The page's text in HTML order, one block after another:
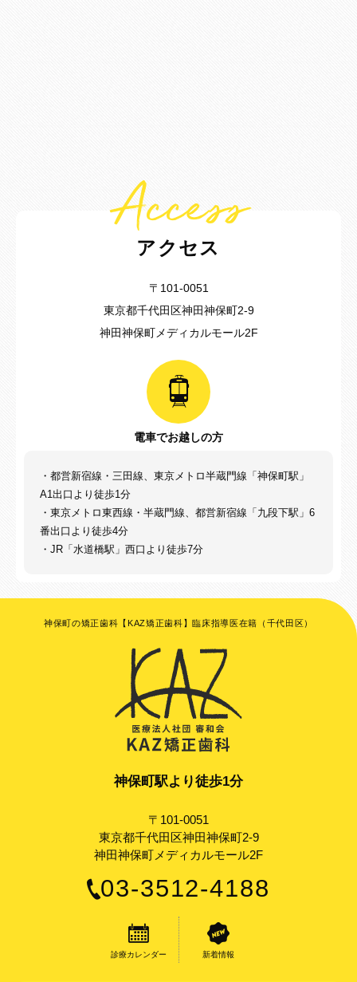
Access
アクセス
〒101-0051
東京都千代田区神田神保町2-9
神田神保町メディカルモール2F
電車でお越しの方
・都営新宿線・三田線、東京メトロ半蔵門線「神保町駅」
A1出口より徒歩1分
・東京メトロ東西線・半蔵門線、都営新宿線「九段下駅」6
番出口より徒歩4分
・JR「水道橋駅」西口より徒歩7分
神保町の矯正歯科【KAZ矯正歯科】臨床指導医在籍（千代田区）
神保町駅より徒歩1分
〒101-0051
東京都千代田区神田神保町2-9
神田神保町メディカルモール2F
03-3512-4188
診療カレンダー 新着情報